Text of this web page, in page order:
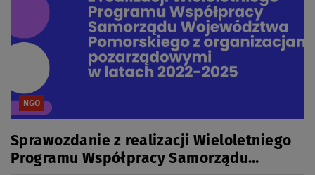
NGO
Sprawozdanie z realizacji Wieloletniego
Programu Współpracy Samorządu